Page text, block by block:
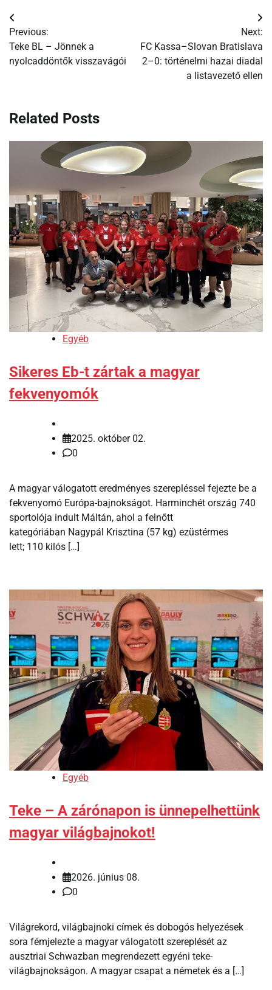
Bejegyzés
navigáció
Previous:
Teke BL – Jönnek a
nyolcaddöntők visszavágói
Next:
FC Kassa–Slovan Bratislava
2–0: történelmi hazai diadal
a listavezető ellen
Related Posts
Egyéb
Sikeres Eb-t zártak a magyar
fekvenyomók
2025. október 02.
0
A magyar válogatott eredményes szerepléssel fejezte be a
fekvenyomó Európa-bajnokságot. Harminchét ország 740
sportolója indult Máltán, ahol a felnőtt
kategóriában Nagypál Krisztina (57 kg) ezüstérmes
lett; 110 kilós […]
Egyéb
Teke – A zárónapon is ünnepelhettünk
magyar világbajnokot!
2026. június 08.
0
Világrekord, világbajnoki címek és dobogós helyezések
sora fémjelezte a magyar válogatott szereplését az
ausztriai Schwazban megrendezett egyéni teke-
világbajnokságon. A magyar csapat a németek és a […]